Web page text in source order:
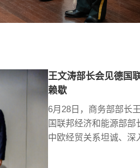
王文涛部长会见德国
赖歇
6月28日，商务部部长
国联邦经济和能源部
中欧经贸关系坦诚、深